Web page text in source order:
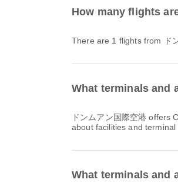
How many flights
There are 1 flights from ド
What terminals and
ドンムアン国際空港 offers Clinic and Pharmacies, Dining, Airport Hotel and many other amenities to enhance your travel experience. You can check detailed information
about facilities and terminal
What terminals and